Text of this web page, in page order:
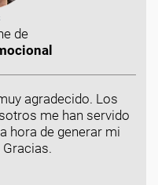
de
agradecido. Los
me han servido
hora de generar mi